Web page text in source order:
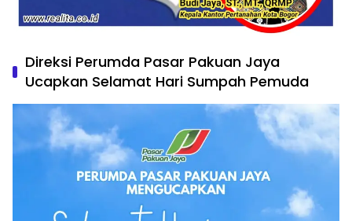
Direksi Perumda Pasar Pakuan Jaya
Ucapkan Selamat Hari Sumpah Pemuda